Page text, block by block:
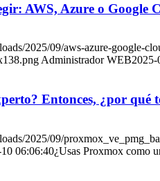
AWS, Azure o Google
2025/09/aws-azure-google-
Administrador WEB2025-
Entonces, ¿por qué
2025/09/
06:06:40¿Usas Proxmox como